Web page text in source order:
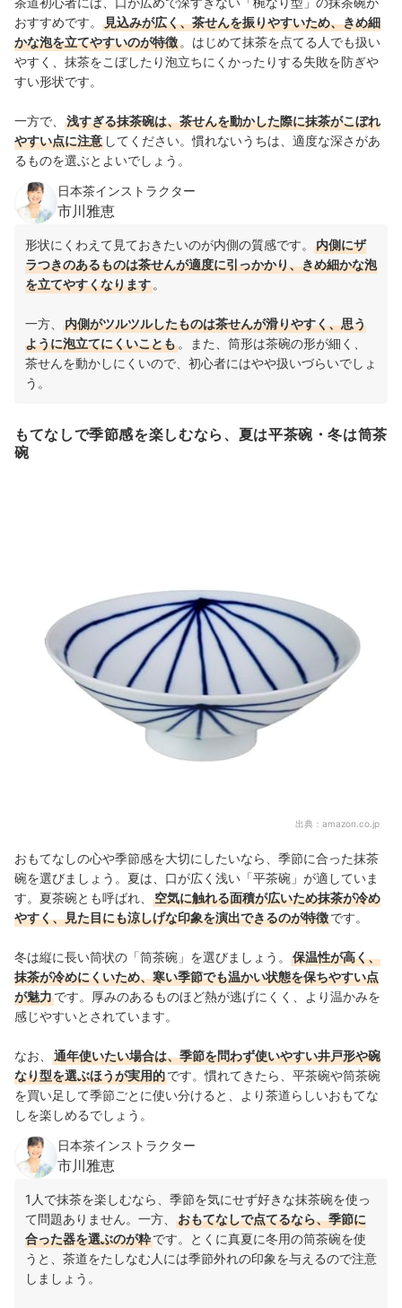
おすすめです。
見込みが広く、茶せんを振りやすいため、きめ細
かな泡を立てやすいのが特徴 。はじめて抹茶を点てる人でも扱い
やすく、抹茶をこぼしたり泡立ちにくかったりする失敗を防ぎや
すい形状です。
一方で、
浅すぎる抹茶碗は、茶せんを動かした際に抹茶がこぼれ
やすい点に注意 してください。慣れないうちは、適度な深さがあ
るものを選ぶとよいでしょう。
日本茶インストラクター
市川雅恵
形状にくわえて見ておきたいのが内側の質感です。
内側にザ
ラつきのあるものは茶せんが適度に引っかかり、きめ細かな泡
を立てやすくなります 。
一方、
内側がツルツルしたものは茶せんが滑りやすく、思う
ように泡立てにくいことも 。また、筒形は茶碗の形が細く、
茶せんを動かしにくいので、初心者にはやや扱いづらいでしょ
う。
もてなしで季節感を楽しむなら、夏は平茶碗・冬は筒茶
碗
出典： amazon.co.jp
おもてなしの心や季節感を大切にしたいなら、季節に合った抹茶
碗を選びましょう。夏は、口が広く浅い「平茶碗」が適していま
す。夏茶碗とも呼ばれ、
空気に触れる面積が広いため抹茶が冷め
やすく、見た目にも涼しげな印象を演出できるのが特徴です。
冬は縦に長い筒状の「筒茶碗」を選びましょう。
保温性が高く、
抹茶が冷めにくいため、寒い季節でも温かい状態を保ちやすい点
が魅力です。厚みのあるものほど熱が逃げにくく、より温かみを
感じやすいとされています。
なお、
通年使いたい場合は、季節を問わず使いやすい井戸形や碗
なり型を選ぶほうが実用的です。慣れてきたら、平茶碗や筒茶碗
を買い足して季節ごとに使い分けると、より茶道らしいおもてな
しを楽しめるでしょう。
日本茶インストラクター
市川雅恵
1人で抹茶を楽しむなら、季節を気にせず好きな抹茶碗を使っ
て問題ありません。一方、
おもてなしで点てるなら、季節に
合った器を選ぶのが粋です。とくに真夏に冬用の筒茶碗を使
うと、茶道をたしなむ人には季節外れの印象を与えるので注意
しましょう。